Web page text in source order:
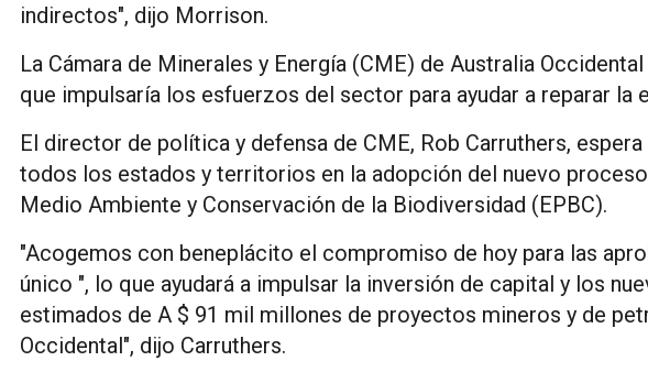
indirectos", dijo Morrison.
La Cámara de Minerales y Energía (CME) de Australia
que impulsaría los esfuerzos del sector para ayudar a reparar la
El director de política y defensa de CME, Rob Carruthers,
todos los estados y territorios en la adopción del nuevo
Medio Ambiente y Conservación de la Biodiversidad (EPBC).
"Acogemos con beneplácito el compromiso de hoy para las
único ", lo que ayudará a impulsar la inversión de capital y los
estimados de A $ 91 mil millones de proyectos mineros y de
Occidental", dijo Carruthers.